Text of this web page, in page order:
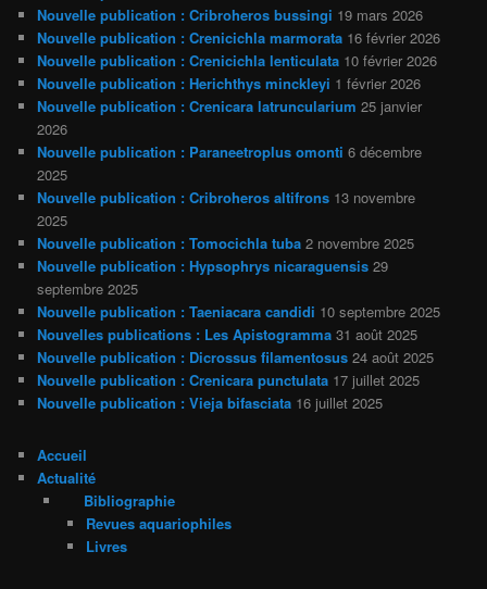
Nouvelle publication : Cribroheros bussingi 19 mars 2026
Nouvelle publication : Crenicichla marmorata 16 février 2026
Nouvelle publication : Crenicichla lenticulata 10 février 2026
Nouvelle publication : Herichthys minckleyi 1 février 2026
Nouvelle publication : Crenicara latruncularium 25 janvier
2026
Nouvelle publication : Paraneetroplus omonti 6 décembre
2025
Nouvelle publication : Cribroheros altifrons 13 novembre
2025
Nouvelle publication : Tomocichla tuba 2 novembre 2025
Nouvelle publication : Hypsophrys nicaraguensis 29
septembre 2025
Nouvelle publication : Taeniacara candidi 10 septembre 2025
Nouvelles publications : Les Apistogramma 31 août 2025
Nouvelle publication : Dicrossus filamentosus 24 août 2025
Nouvelle publication : Crenicara punctulata 17 juillet 2025
Nouvelle publication : Vieja bifasciata 16 juillet 2025
Accueil
Actualité
Bibliographie
Revues aquariophiles
Livres